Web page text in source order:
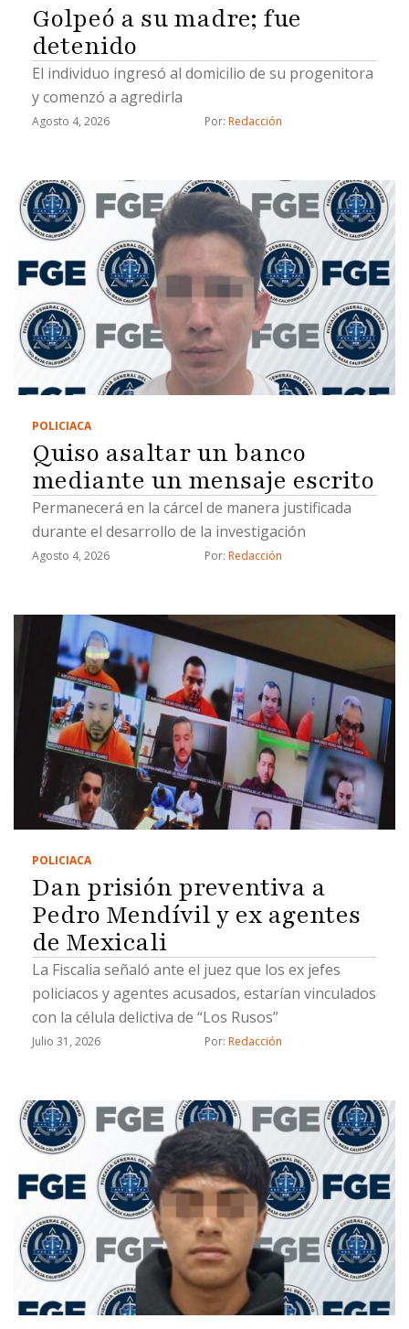
Golpeó a su madre; fue
detenido
El individuo ingresó al domicilio de su progenitora
y comenzó a agredirla
Agosto 4, 2026 Por: Redacción
POLICIACA
Quiso asaltar un banco
mediante un mensaje escrito
Permanecerá en la cárcel de manera justificada
durante el desarrollo de la investigación
Agosto 4, 2026 Por: Redacción
POLICIACA
Dan prisión preventiva a
Pedro Mendívil y ex agentes
de Mexicali
La Fiscalia señaló ante el juez que los ex jefes
policiacos y agentes acusados, estarían vinculados
con la célula delictiva de “Los Rusos”
Julio 31, 2026 Por: Redacción